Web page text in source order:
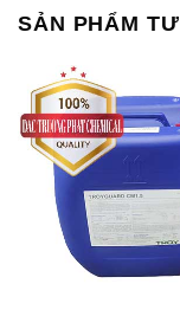
SẢN PHẨM